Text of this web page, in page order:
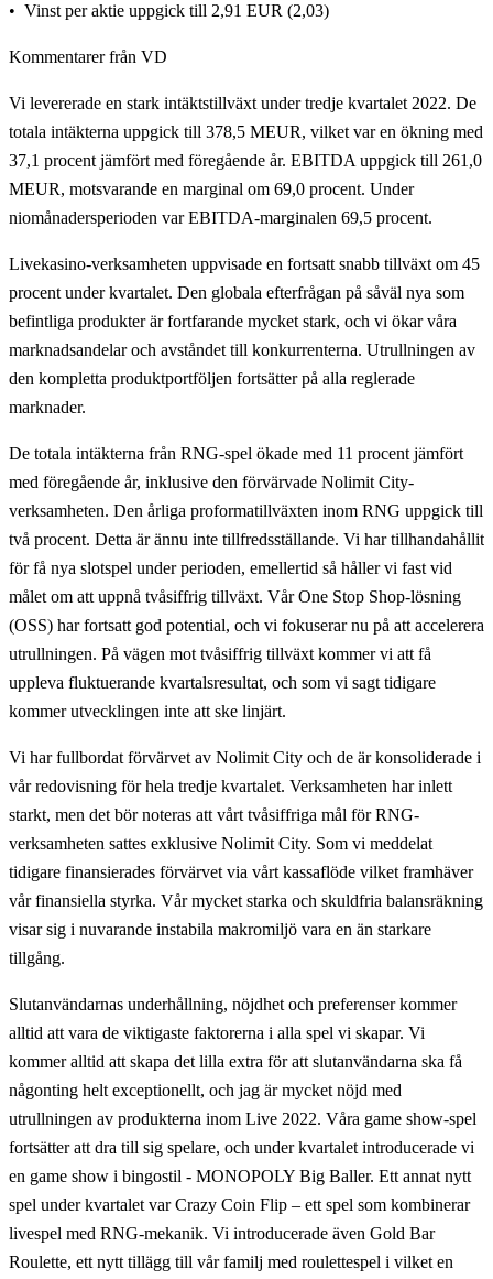
Vinst per aktie uppgick till 2,91 EUR (2,03)
Kommentarer från VD
Vi levererade en stark intäktstillväxt under tredje kvartalet 2022. De
totala intäkterna uppgick till 378,5 MEUR, vilket var en ökning med
37,1 procent jämfört med föregående år. EBITDA uppgick till 261,0
MEUR, motsvarande en marginal om 69,0 procent. Under
niomånadersperioden var EBITDA-marginalen 69,5 procent.
Livekasino-verksamheten uppvisade en fortsatt snabb tillväxt om 45
procent under kvartalet. Den globala efterfrågan på såväl nya som
befintliga produkter är fortfarande mycket stark, och vi ökar våra
marknadsandelar och avståndet till konkurrenterna. Utrullningen av
den kompletta produktportföljen fortsätter på alla reglerade
marknader.
De totala intäkterna från RNG-spel ökade med 11 procent jämfört
med föregående år, inklusive den förvärvade Nolimit City-
verksamheten. Den årliga proformatillväxten inom RNG uppgick till
två procent. Detta är ännu inte tillfredsställande. Vi har tillhandahållit
för få nya slotspel under perioden, emellertid så håller vi fast vid
målet om att uppnå tvåsiffrig tillväxt. Vår One Stop Shop-lösning
(OSS) har fortsatt god potential, och vi fokuserar nu på att accelerera
utrullningen. På vägen mot tvåsiffrig tillväxt kommer vi att få
uppleva fluktuerande kvartalsresultat, och som vi sagt tidigare
kommer utvecklingen inte att ske linjärt.
Vi har fullbordat förvärvet av Nolimit City och de är konsoliderade i
vår redovisning för hela tredje kvartalet. Verksamheten har inlett
starkt, men det bör noteras att vårt tvåsiffriga mål för RNG-
verksamheten sattes exklusive Nolimit City. Som vi meddelat
tidigare finansierades förvärvet via vårt kassaflöde vilket framhäver
vår finansiella styrka. Vår mycket starka och skuldfria balansräkning
visar sig i nuvarande instabila makromiljö vara en än starkare
tillgång.
Slutanvändarnas underhållning, nöjdhet och preferenser kommer
alltid att vara de viktigaste faktorerna i alla spel vi skapar. Vi
kommer alltid att skapa det lilla extra för att slutanvändarna ska få
någonting helt exceptionellt, och jag är mycket nöjd med
utrullningen av produkterna inom Live 2022. Våra game show-spel
fortsätter att dra till sig spelare, och under kvartalet introducerade vi
en game show i bingostil - MONOPOLY Big Baller. Ett annat nytt
spel under kvartalet var Crazy Coin Flip – ett spel som kombinerar
livespel med RNG-mekanik. Vi introducerade även Gold Bar
Roulette, ett nytt tillägg till vår familj med roulettespel i vilket en